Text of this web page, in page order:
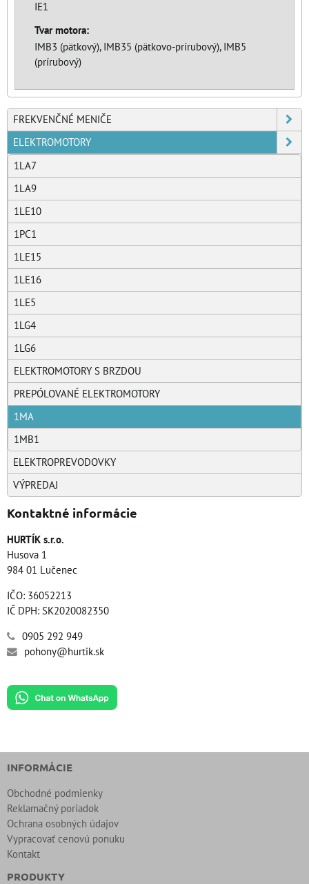
IE1
Tvar motora:
IMB3 (pätkový), IMB35 (pätkovo-prírubový), IMB5
(prírubový)
FREKVENČNÉ MENIČE
ELEKTROMOTORY
1LA7
1LA9
1LE10
1PC1
1LE15
1LE16
1LE5
1LG4
1LG6
ELEKTROMOTORY S BRZDOU
PREPÓLOVANÉ ELEKTROMOTORY
1MA
1MB1
ELEKTROPREVODOVKY
VÝPREDAJ
Kontaktné informácie
HURTÍK s.r.o.
Husova 1
984 01 Lučenec
IČO: 36052213
IČ DPH: SK2020082350
0905 292 949
pohony@hurtik.sk
INFORMÁCIE
Obchodné podmienky
Reklamačný poriadok
Ochrana osobných údajov
Vypracovať cenovú ponuku
Kontakt
PRODUKTY